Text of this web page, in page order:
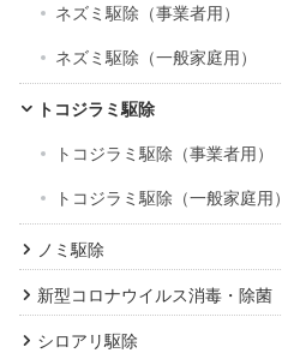
ネズミ駆除（事業者用）
ネズミ駆除（一般家庭用）
トコジラミ駆除
トコジラミ駆除（事業者用）
トコジラミ駆除（一般家庭用）
ノミ駆除
新型コロナウイルス消毒・除菌
シロアリ駆除